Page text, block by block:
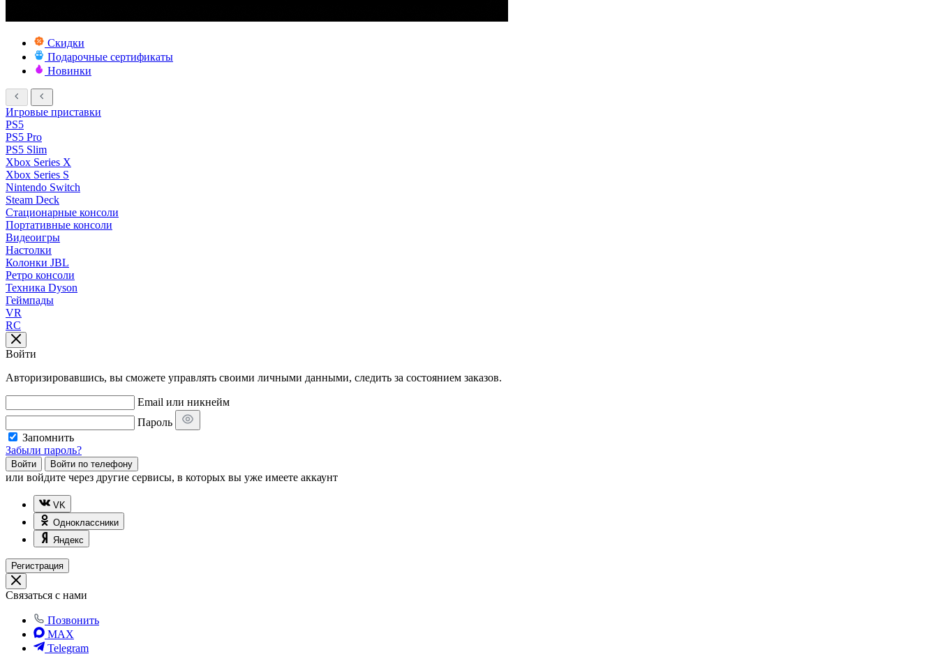
Скидки
Подарочные сертификаты
Новинки
Игровые приставки
PS5
PS5 Pro
PS5 Slim
Xbox Series X
Xbox Series S
Nintendo Switch
Steam Deck
Стационарные консоли
Портативные консоли
Видеоигры
Настолки
Колонки JBL
Ретро консоли
Техника Dyson
Геймпады
VR
RC
Войти
Авторизировавшись, вы сможете управлять своими личными данными, следить за состоянием заказов.
Email или никнейм
Пароль
Запомнить
Забыли пароль?
Войти Войти по телефону
или войдите через другие сервисы, в которых вы уже имеете аккаунт
VK
Одноклассники
Яндекс
Регистрация
Связаться с нами
Позвонить
MAX
Telegram